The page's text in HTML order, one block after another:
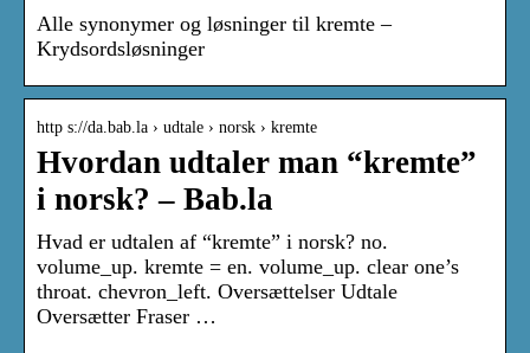
Alle synonymer og løsninger til kremte –
Krydsordsløsninger
http s://da.bab.la › udtale › norsk › kremte
Hvordan udtaler man “kremte”
i norsk? – Bab.la
Hvad er udtalen af “kremte” i norsk? no.
volume_up. kremte = en. volume_up. clear one’s
throat. chevron_left. Oversættelser Udtale
Oversætter Fraser …